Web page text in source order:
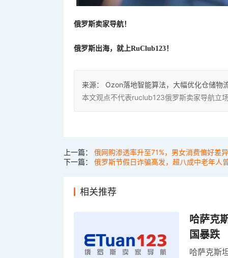
俄罗斯卖家导航！
俄罗斯出海，就上RuClub123！
来源：
Ozon落地智能算法，大幅优化仓储物
本文观点不代表ruclub123俄罗斯卖家导航立
上一篇： 俄网购渗透率升至71%，男女消费偏好差
下一篇： 俄罗斯节假日诈骗高发，超八成中老年人
相关推荐
哈萨克
国暴跌
哈萨克斯